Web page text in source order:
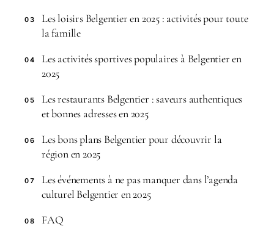
03
Les loisirs Belgentier en 2025 : activités pour toute
la famille
04
Les activités sportives populaires à Belgentier en
2025
05
Les restaurants Belgentier : saveurs authentiques
et bonnes adresses en 2025
06
Les bons plans Belgentier pour découvrir la
région en 2025
07
Les événements à ne pas manquer dans l’agenda
culturel Belgentier en 2025
08 FAQ